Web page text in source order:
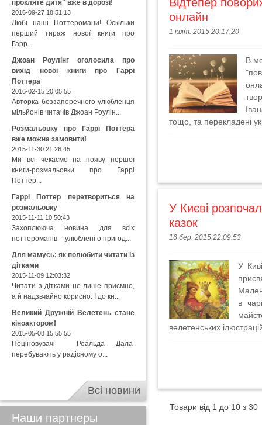
онлайн
1 квіт. 2015 20:17:20
В
тощо, та перекладені
У Києві
казок
16 бер. 2015 22:09:53
У
в
велетенських
Товари від 1 до 10 з 30
прокляте дитя" вже в дорозі!
2016-09-27 18:51:13
Любі наші Поттеромани! Оскільки
перший тираж нової книги про
Гарр...
Джоан Роулінг оголосила про
вихід нової книги про Гаррі
Поттера
2016-02-15 20:05:55
Авторка беззаперечного улюбленця
мільйонів читачів Джоан Роулін...
Розмальовку про Гаррі Поттера
вже можна замовити!
2015-11-30 21:26:45
Ми всі чекаємо на появу першої
книги-розмальовки про Гаррі
Поттер...
Гаррі Поттер перетвориться на
розмальовку
2015-11-11 10:50:43
Захоплююча новина для всіх
поттероманів - улюблені о пригод...
Для мамусь: як полюбити читати із
дітками
2015-11-09 12:03:32
Читати з дітками не лише приємно,
а й надзвчайно корисно. І до кн...
Великий Дружній Велетень стане
кіноактором!
2015-05-08 15:55:55
Поціновувачі Роальда Дала
перебувають у радісному о...
Всі новини
Наши партнеры